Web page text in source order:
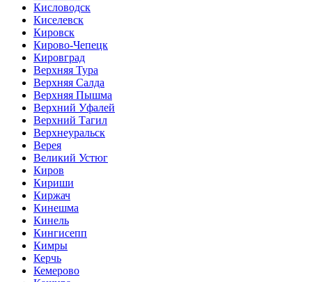
Кисловодск
Киселевск
Кировск
Кирово-Чепецк
Кировград
Верхняя Тура
Верхняя Салда
Верхняя Пышма
Верхний Уфалей
Верхний Тагил
Верхнеуральск
Верея
Великий Устюг
Киров
Кириши
Киржач
Кинешма
Кинель
Кингисепп
Кимры
Керчь
Кемерово